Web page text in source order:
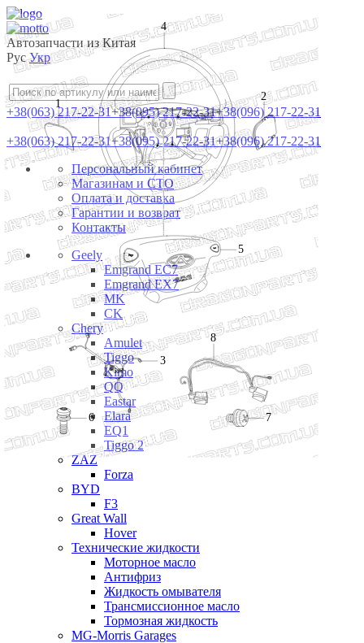
Автозапчасти из Китая
Рус Укр
+38(063) 217-22-31+38(095) 217-22-31+38(096) 217-22-31
+38(063) 217-22-31+38(095) 217-22-31+38(096) 217-22-31
Персональный кабинет
Магазинам и СТО
Оплата и доставка
Гарантии и возврат
Контакты
Geely
Emgrand EC7
Emgrand EX7
MK
CK
Chery
Amulet
Tiggo
Kimo
QQ
Eastar
Elara
EQ1
Tiggo 2
ZAZ
Forza
BYD
F3
Great Wall
Hover
Технические жидкости
Моторное масло
Антифриз
Жидкость омывателя
Трансмиссионное масло
Тормозная жидкость
MG-Morris Garages
6 7
5
2
1
4
3
8